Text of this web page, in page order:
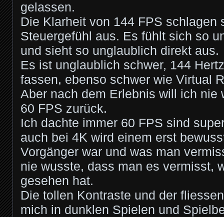
gelassen.
Die Klarheit von 144 FPS schlagen
Steuergefühl aus. Es fühlt sich so
und sieht so unglaublich direkt aus.
Es ist unglaublich schwer, 144
fassen, ebenso schwer wie Virtual
Aber nach dem Erlebnis will ich nie
60 FPS zurück.
Ich dachte immer 60 FPS sind
auch bei 4K wird einem erst
Vorgänger war und was man
nie wusste, dass man es vermisst,
gesehen hat.
Die tollen Kontraste und der
mich in dunklen Spielen und